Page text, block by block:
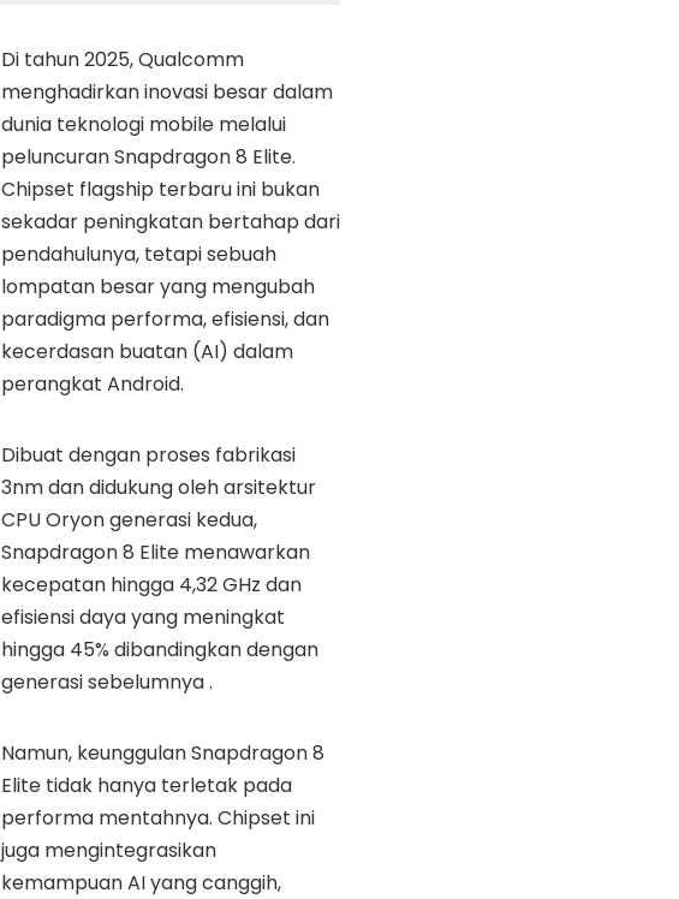
Di tahun 2025, Qualcomm
menghadirkan inovasi besar dalam
dunia teknologi mobile melalui
peluncuran Snapdragon 8 Elite.
Chipset flagship terbaru ini bukan
sekadar peningkatan bertahap dari
pendahulunya, tetapi sebuah
lompatan besar yang mengubah
paradigma performa, efisiensi, dan
kecerdasan buatan (AI) dalam
perangkat Android.
Dibuat dengan proses fabrikasi
3nm dan didukung oleh arsitektur
CPU Oryon generasi kedua,
Snapdragon 8 Elite menawarkan
kecepatan hingga 4,32 GHz dan
efisiensi daya yang meningkat
hingga 45% dibandingkan dengan
generasi sebelumnya .
Namun, keunggulan Snapdragon 8
Elite tidak hanya terletak pada
performa mentahnya. Chipset ini
juga mengintegrasikan
kemampuan AI yang canggih,